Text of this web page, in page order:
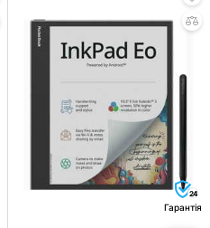
24
Гарантія